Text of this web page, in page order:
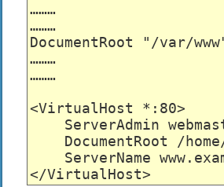
………
………
DocumentRoot "/var/
………
………
<VirtualHost *:80>
ServerAdmin
DocumentRoot /
ServerName